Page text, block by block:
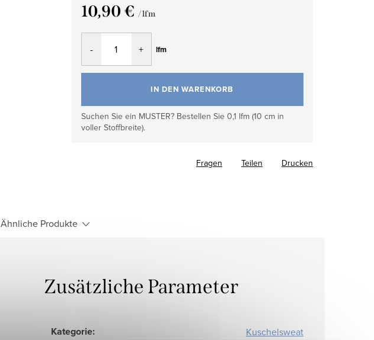
10,90 € / lfm
Verkaufspreis:
lfm
IN DEN WARENKORB
Suchen Sie ein MUSTER? Bestellen Sie 0,1 lfm (10 cm in
voller Stoffbreite).
Drucken
Fragen Teilen
Ähnliche Produkte
Zusätzliche Parameter
Kategorie: Kuschelsweat